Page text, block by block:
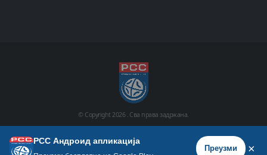
© Copyright2026 . Сва права задржана.
Почетна Историја Фото галерија Видео галерија
РСС Андроид апликација
Преузми ×